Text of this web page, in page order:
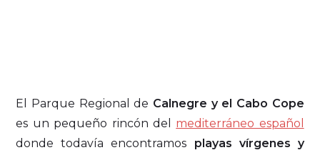
El Parque Regional de Calnegre y el Cabo Cope
es un pequeño rincón del mediterráneo español
donde todavía encontramos playas vírgenes y